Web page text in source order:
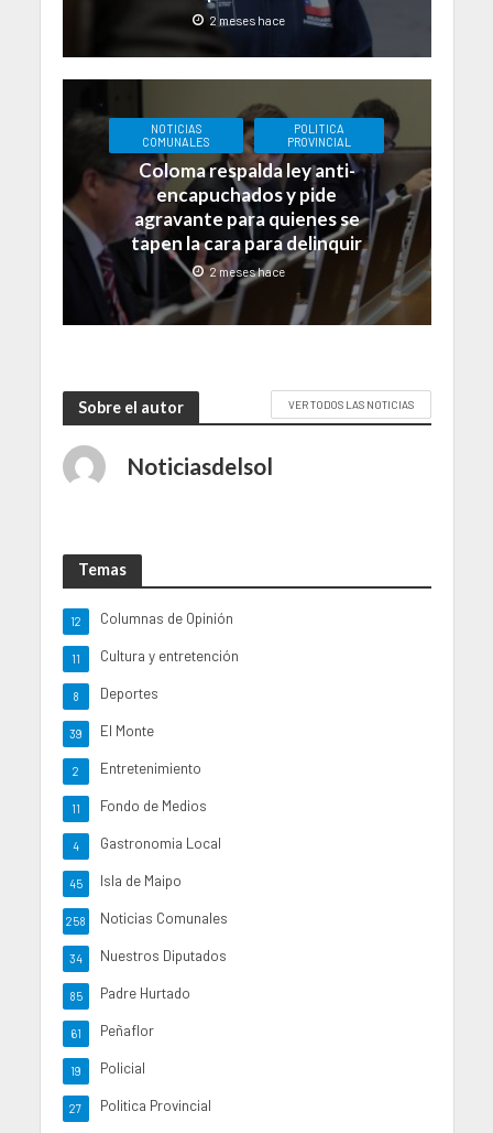
2 meses hace
NOTICIAS
COMUNALES
POLITICA
PROVINCIAL
Coloma respalda ley anti-
encapuchados y pide
agravante para quienes se
tapen la cara para delinquir
2 meses hace
Sobre el autor VER TODOS LAS NOTICIAS
Noticiasdelsol
Temas
Columnas de Opinión
12
Cultura y entretención
11
Deportes
8
El Monte
39
Entretenimiento
2
Fondo de Medios
11
Gastronomia Local
4
Isla de Maipo
45
Noticias Comunales
258
Nuestros Diputados
34
Padre Hurtado
85
Peñaflor
61
Policial
19
Politica Provincial
27